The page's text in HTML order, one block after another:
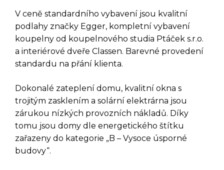
V ceně standardního vybavení jsou kvalitní
podlahy značky Egger, kompletní vybavení
koupelny od koupelnového studia Ptáček s.r.o.
a interiérové dveře Classen. Barevné provedení
standardu na přání klienta.
Dokonalé zateplení domu, kvalitní okna s
trojitým zasklením a solární elektrárna jsou
zárukou nízkých provozních nákladů. Díky
tomu jsou domy dle energetického štítku
zařazeny do kategorie „B – Vysoce úsporné
budovy“.
DOTAZ K TÉTO
NEMOVITOSTI